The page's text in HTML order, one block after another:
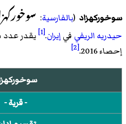
سوخوركهزاد(بالفارسية:
حيدريه الريفي فيإيران.
[1]
يقدر عدد سكانها
إحصاء 2016
.
[2]
- قرية -